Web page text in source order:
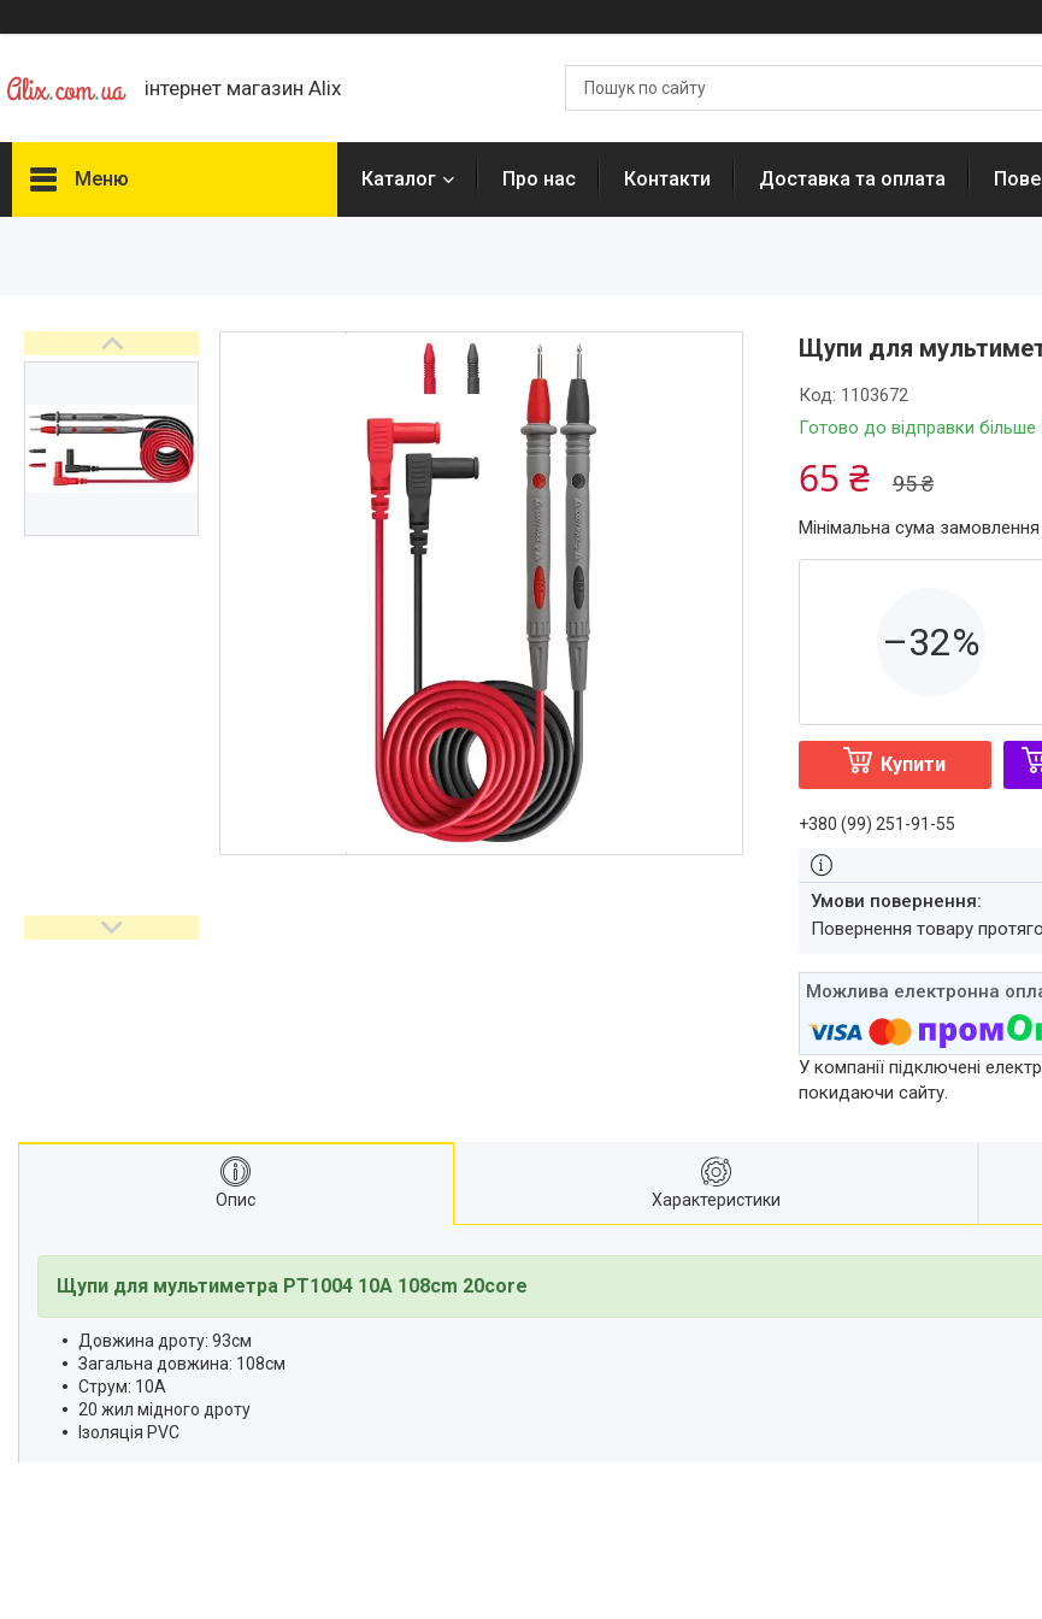
інтернет магазин Alix
Меню Каталог Про нас Контакти Доставка та оплата
Щупи для
Готово до відправки більше
Код: 1103672
95 ₴
65 ₴
Мінімальна сума
–32%
Купити
+380 (99) 251-91-55
повернення товару
У компанії підключені
покидаючи сайту.
Опис Характеристики
Щупи для мультиметра PT1004 10A 108cm 20core
Довжина дроту: 93см
Загальна довжина: 108см
Струм: 10А
20 жил мідного дроту
Ізоляція PVC